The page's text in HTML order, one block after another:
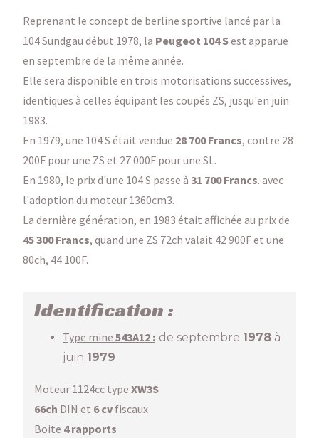
Reprenant le concept de berline sportive lancé par la
104 Sundgau début 1978, la Peugeot 104 Sest apparue
en septembre de la même année.
Elle sera disponible en trois motorisations successives,
identiques à celles équipant les coupés ZS, jusqu'en juin
1983.
En 1979, une 104 S était vendue 28 700 Francs, contre 28
200F pour une ZS et 27 000F pour une SL.
En 1980, le prix d'une 104 S passe à 31 700 Francs. avec
l'adoption du moteur 1360cm3.
La dernière génération, en 1983 était affichée au prix de
45 300 Francs, quand une ZS 72ch valait 42 900F et une
80ch, 44 100F.
Identification :
Type mine 543A12 : de septembre 1978 à
juin 1979
Moteur 1124cc type XW3S
66ch DIN et 6 cv fiscaux
Boite 4 rapports